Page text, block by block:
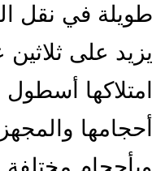
طويلة في نقل
يزيد على ثلاثين
امتلاكها
أحجامها